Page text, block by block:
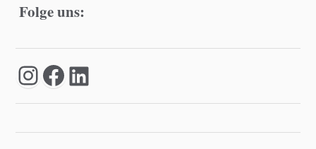
Folge uns: